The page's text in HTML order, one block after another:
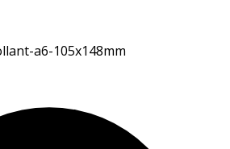
a6-105x148mm